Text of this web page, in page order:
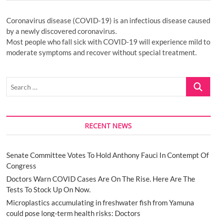
Coronavirus disease (COVID-19) is an infectious disease caused
by a newly discovered coronavirus.
Most people who fall sick with COVID-19 will experience mild to
moderate symptoms and recover without special treatment.
Search
RECENT NEWS
Senate Committee Votes To Hold Anthony Fauci In Contempt Of
Congress
Doctors Warn COVID Cases Are On The Rise. Here Are The
Tests To Stock Up On Now.
Microplastics accumulating in freshwater fish from Yamuna
could pose long-term health risks: Doctors